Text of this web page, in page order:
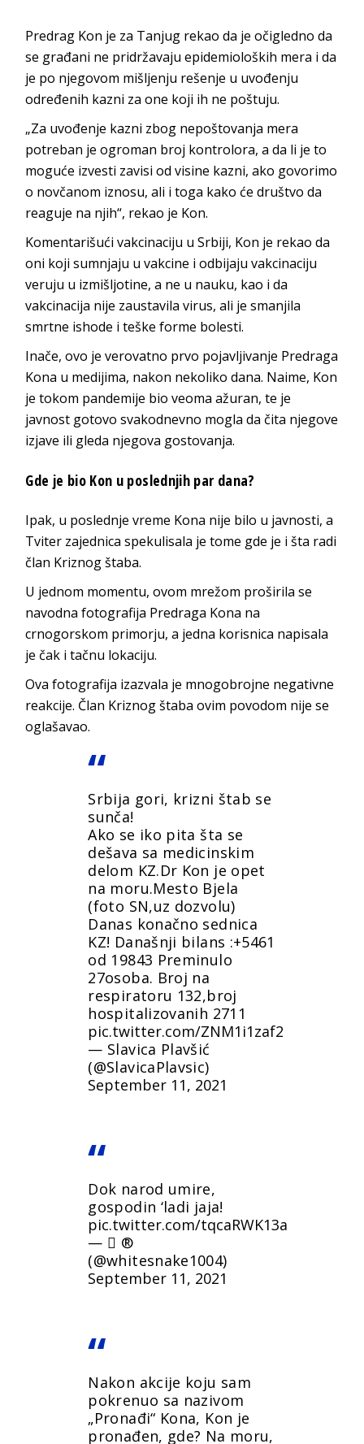
Predrag Kon je za Tanjug rekao da je očigledno da
se građani ne pridržavaju epidemioloških mera i da
je po njegovom mišljenju rešenje u uvođenju
određenih kazni za one koji ih ne poštuju.
„Za uvođenje kazni zbog nepoštovanja mera
potreban je ogroman broj kontrolora, a da li je to
moguće izvesti zavisi od visine kazni, ako govorimo
o novčanom iznosu, ali i toga kako će društvo da
reaguje na njih“, rekao je Kon.
Komentarišući vakcinaciju u Srbiji, Kon je rekao da
oni koji sumnjaju u vakcine i odbijaju vakcinaciju
veruju u izmišljotine, a ne u nauku, kao i da
vakcinacija nije zaustavila virus, ali je smanjila
smrtne ishode i teške forme bolesti.
Inače, ovo je verovatno prvo pojavljivanje Predraga
Kona u medijima, nakon nekoliko dana. Naime, Kon
je tokom pandemije bio veoma ažuran, te je
javnost gotovo svakodnevno mogla da čita njegove
izjave ili gleda njegova gostovanja.
Gde je bio Kon u poslednjih par dana?
Ipak, u poslednje vreme Kona nije bilo u javnosti, a
Tviter zajednica spekulisala je tome gde je i šta radi
član Kriznog štaba.
U jednom momentu, ovom mrežom proširila se
navodna fotografija Predraga Kona na
crnogorskom primorju, a jedna korisnica napisala
je čak i tačnu lokaciju.
Ova fotografija izazvala je mnogobrojne negativne
reakcije. Član Kriznog štaba ovim povodom nije se
oglašavao.
Srbija gori, krizni štab se
sunča!
Ako se iko pita šta se
dešava sa medicinskim
delom KZ.Dr Kon je opet
na moru.Mesto Bjela
(foto SN,uz dozvolu)
Danas konačno sednica
KZ! Današnji bilans :+5461
od 19843 Preminulo
27osoba. Broj na
respiratoru 132,broj
hospitalizovanih 2711
pic.twitter.com/ZNM1i1zaf2
— Slavica Plavšić
(@SlavicaPlavsic)
September 11, 2021
Dok narod umire,
gospodin ‘ladi jaja!
pic.twitter.com/tqcaRWK13a
—  ®️
(@whitesnake1004)
September 11, 2021
Nakon akcije koju sam
pokrenuo sa nazivom
„Pronađi“ Kona, Kon je
pronađen, gde? Na moru,